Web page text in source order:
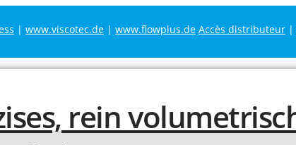
| www.viscotec.de | www.flowplus.de Accès distributeur |